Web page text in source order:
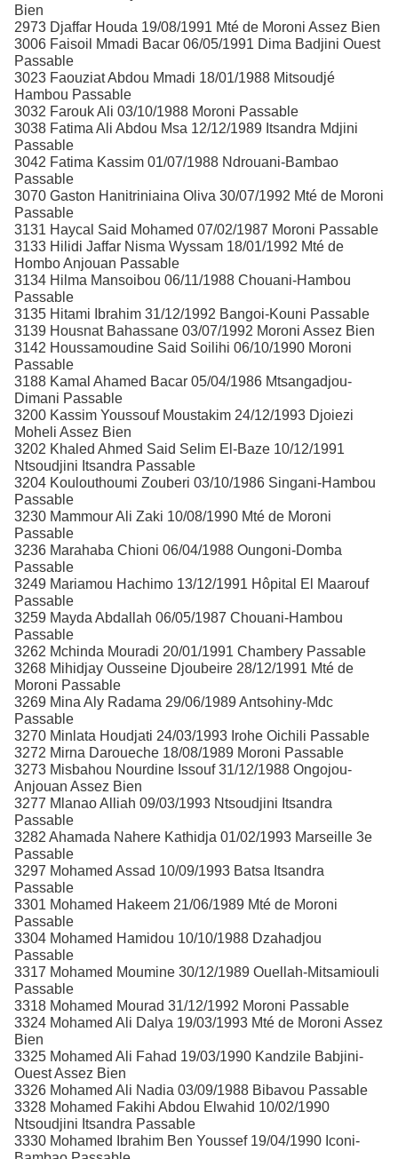
Bien
2973 Djaffar Houda 19/08/1991 Mté de Moroni Assez Bien
3006 Faisoil Mmadi Bacar 06/05/1991 Dima Badjini Ouest
Passable
3023 Faouziat Abdou Mmadi 18/01/1988 Mitsoudjé
Hambou Passable
3032 Farouk Ali 03/10/1988 Moroni Passable
3038 Fatima Ali Abdou Msa 12/12/1989 Itsandra Mdjini
Passable
3042 Fatima Kassim 01/07/1988 Ndrouani-Bambao
Passable
3070 Gaston Hanitriniaina Oliva 30/07/1992 Mté de Moroni
Passable
3131 Haycal Said Mohamed 07/02/1987 Moroni Passable
3133 Hilidi Jaffar Nisma Wyssam 18/01/1992 Mté de
Hombo Anjouan Passable
3134 Hilma Mansoibou 06/11/1988 Chouani-Hambou
Passable
3135 Hitami Ibrahim 31/12/1992 Bangoi-Kouni Passable
3139 Housnat Bahassane 03/07/1992 Moroni Assez Bien
3142 Houssamoudine Said Soilihi 06/10/1990 Moroni
Passable
3188 Kamal Ahamed Bacar 05/04/1986 Mtsangadjou-
Dimani Passable
3200 Kassim Youssouf Moustakim 24/12/1993 Djoiezi
Moheli Assez Bien
3202 Khaled Ahmed Said Selim El-Baze 10/12/1991
Ntsoudjini Itsandra Passable
3204 Koulouthoumi Zouberi 03/10/1986 Singani-Hambou
Passable
3230 Mammour Ali Zaki 10/08/1990 Mté de Moroni
Passable
3236 Marahaba Chioni 06/04/1988 Oungoni-Domba
Passable
3249 Mariamou Hachimo 13/12/1991 Hôpital El Maarouf
Passable
3259 Mayda Abdallah 06/05/1987 Chouani-Hambou
Passable
3262 Mchinda Mouradi 20/01/1991 Chambery Passable
3268 Mihidjay Ousseine Djoubeire 28/12/1991 Mté de
Moroni Passable
3269 Mina Aly Radama 29/06/1989 Antsohiny-Mdc
Passable
3270 Minlata Houdjati 24/03/1993 Irohe Oichili Passable
3272 Mirna Daroueche 18/08/1989 Moroni Passable
3273 Misbahou Nourdine Issouf 31/12/1988 Ongojou-
Anjouan Assez Bien
3277 Mlanao Alliah 09/03/1993 Ntsoudjini Itsandra
Passable
3282 Ahamada Nahere Kathidja 01/02/1993 Marseille 3e
Passable
3297 Mohamed Assad 10/09/1993 Batsa Itsandra
Passable
3301 Mohamed Hakeem 21/06/1989 Mté de Moroni
Passable
3304 Mohamed Hamidou 10/10/1988 Dzahadjou
Passable
3317 Mohamed Moumine 30/12/1989 Ouellah-Mitsamiouli
Passable
3318 Mohamed Mourad 31/12/1992 Moroni Passable
3324 Mohamed Ali Dalya 19/03/1993 Mté de Moroni Assez
Bien
3325 Mohamed Ali Fahad 19/03/1990 Kandzile Babjini-
Ouest Assez Bien
3326 Mohamed Ali Nadia 03/09/1988 Bibavou Passable
3328 Mohamed Fakihi Abdou Elwahid 10/02/1990
Ntsoudjini Itsandra Passable
3330 Mohamed Ibrahim Ben Youssef 19/04/1990 Iconi-